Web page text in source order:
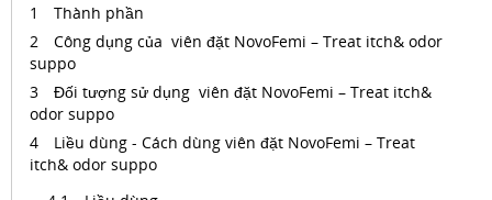
Thành phần
Công dụng của viên đặt NovoFemi – Treat itch& odor
suppo
Đối tượng sử dụng viên đặt NovoFemi – Treat itch&
odor suppo
Liều dùng - Cách dùng viên đặt NovoFemi – Treat
itch& odor suppo